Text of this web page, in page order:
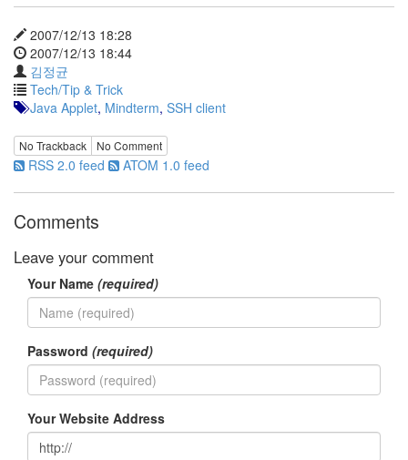
2007/12/13 18:28
2007/12/13 18:44
김정균
Tech/Tip & Trick
Java Applet, Mindterm, SSH client
No Trackback No Comment
RSS 2.0 feed ATOM 1.0 feed
Comments
Leave your comment
Your Name (required)
Password (required)
Your Website Address
프
로
그
래
밍
57
23
Tip
&
Trick
security
Scuba
Diving
리
Recent